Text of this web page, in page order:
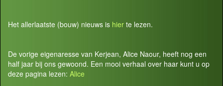
Het allerlaatste (bouw) nieuws is hier te lezen.
De vorige eigenaresse van Kerjean, Alice Naour, heeft nog een
half jaar bij ons gewoond. Een mooi verhaal over haar kunt u op
deze pagina lezen: Alice